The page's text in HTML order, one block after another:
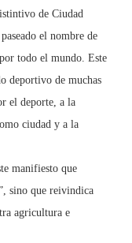
de Ciudad
el nombre de
todo el mundo. Este
deportivo de muchas
el deporte, a la
ciudad y a la
manifiesto que
sino que reivindica
agricultura e